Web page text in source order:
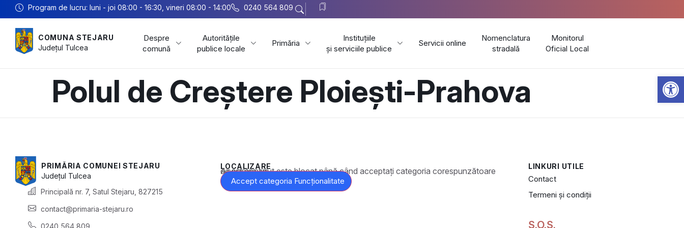
Program de lucru: luni - joi 08:00 - 16:30, vineri 08:00 - 14:00 0240 564 809
COMUNA STEJARU
Județul Tulcea
Despre
comună
Autoritățile
publice locale
Primăria
Instituțiile
și serviciile publice
Servicii online
Nomenclatura
stradală
Monitorul
Oficial Local
Polul de Creștere Ploiești-Prahova
PRIMĂRIA COMUNEI STEJARU
Județul Tulcea
Principală nr. 7, Satul Stejaru, 827215
contact@primaria-stejaru.ro
0240 564 809
LOCALIZARE
Acest conținut este blocat până când acceptați categoria corespunzătoare de cookie-uri.
Accept categoria Funcționalitate
LINKURI UTILE
Contact
Termeni și condiții
S.O.S.